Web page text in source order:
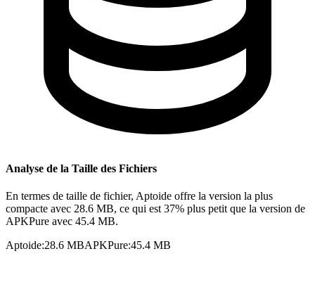
Analyse de la Taille des Fichiers
En termes de taille de fichier, Aptoide offre la version la plus
compacte avec 28.6 MB, ce qui est 37% plus petit que la version de
APKPure avec 45.4 MB.
Aptoide:28.6 MBAPKPure:45.4 MB